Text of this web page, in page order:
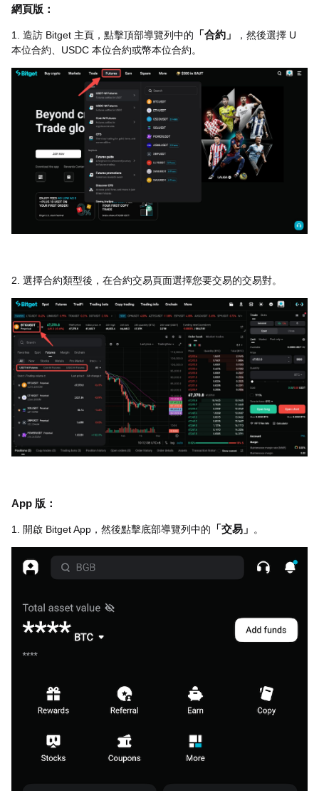
網頁版：
1. 造訪 Bitget 主頁，點擊頂部導覽列中的 「合約」
，然後選擇 U
本位合約、USDC 本位合約或幣本位合約。
2. 選擇合約類型後，在合約交易頁面選擇您要交易的交易對。
App 版：
1. 開啟 Bitget App，然後點擊底部導覽列中的 「交易」 。